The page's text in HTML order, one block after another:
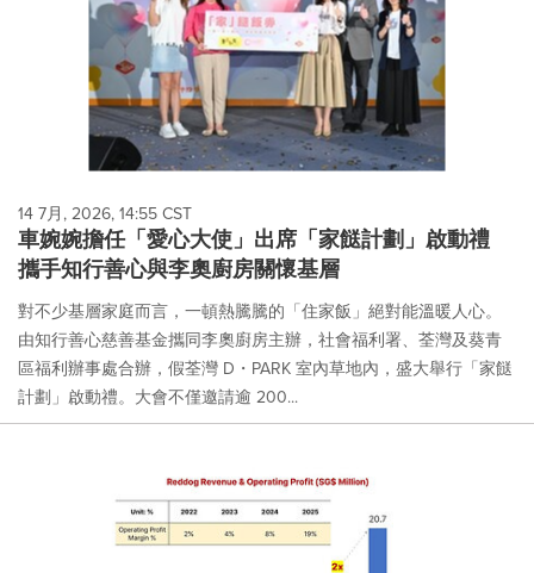
14 7月, 2026, 14:55 CST
車婉婉擔任「愛心大使」出席「家餸計劃」啟動禮
攜手知行善心與李奧廚房關懷基層
對不少基層家庭而言，一頓熱騰騰的「住家飯」絕對能溫暖人心。
由知行善心慈善基金攜同李奧廚房主辦，社會福利署、荃灣及葵青
區福利辦事處合辦，假荃灣 D・PARK 室內草地內，盛大舉行「家餸
計劃」啟動禮。大會不僅邀請逾 200...